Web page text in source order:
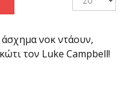
άσχημα νοκ ντάουν,
τον Luke Campbell!